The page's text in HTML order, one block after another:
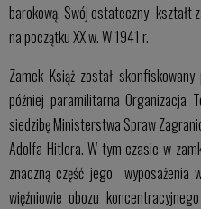
barokową. Swój ostateczny kształt
na początku XX w. W 1941 r.
Zamek Książ został
później paramilitarna Organizacja
siedzibę Ministerstwa Spraw
Adolfa Hitlera. W tym czasie w
znaczną część jego wyposażenia
więźniowie obozu